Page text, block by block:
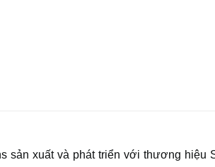
sản xuất và phát triển với thương hiệu